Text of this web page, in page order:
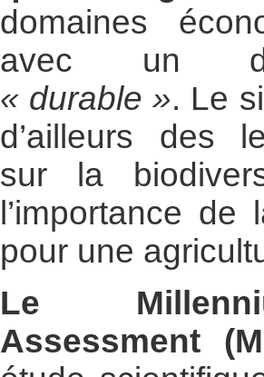
domaines
avec un
« durable ». Le
d’ailleurs des
sur la
l’importance
pour une
Le
Assessment